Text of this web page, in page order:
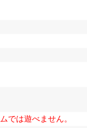
では遊べません。